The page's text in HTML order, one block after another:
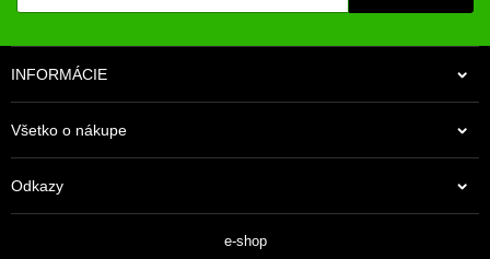
INFORMÁCIE
Všetko o nákupe
Odkazy
e-shop